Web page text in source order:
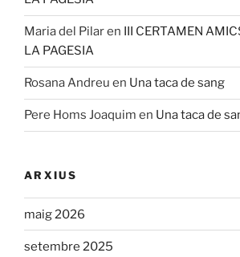
Maria del Pilaren III CERTAMEN
LA PAGESIA
Rosana Andreu en Una taca de sang
Pere Homs Joaquim en Una taca de
ARXIUS
maig 2026
setembre 2025